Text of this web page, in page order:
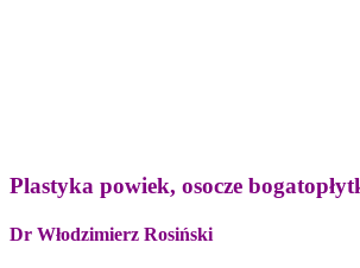
Plastyka powiek, osocze
Dr Włodzimierz Rosiński